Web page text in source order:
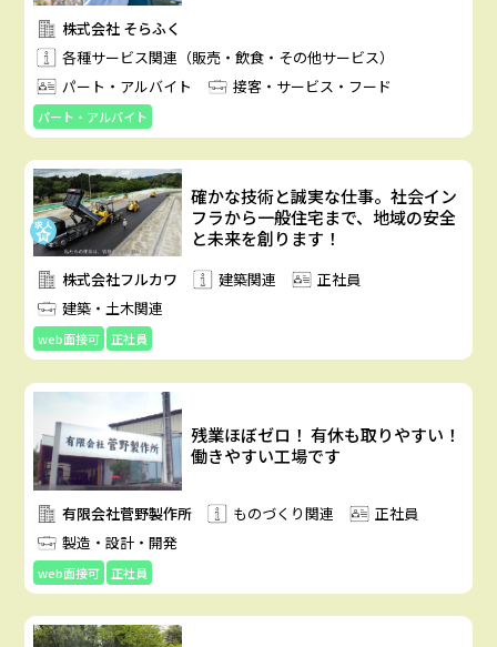
株式会社 そらふく
各種サービス関連（販売・飲食・その他サービス）
パート・アルバイト
接客・サービス・フード
パート・アルバイト
確かな技術と誠実な仕事。社会イン
フラから一般住宅まで、地域の安全
と未来を創ります！
株式会社フルカワ 建築関連
正社員
建築・土木関連
web面接可 正社員
残業ほぼゼロ！ 有休も取りやすい！
働きやすい工場です
有限会社菅野製作所 ものづくり関連
正社員
製造・設計・開発
web面接可 正社員